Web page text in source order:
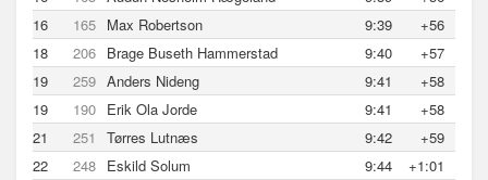
16
165 Max Robertson 9:39
+56
18
206 Brage Buseth Hammerstad 9:40
+57
19
259 Anders Nideng 9:41
+58
19
190 Erik Ola Jorde 9:41
+58
21
251 Tørres Lutnæs 9:42
+59
22
248 Eskild Solum 9:44
+1:01